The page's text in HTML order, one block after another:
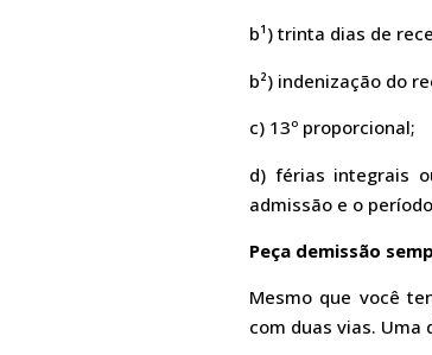
b¹) trinta dias de
b²) indenização do
c) 13º proporcional;
d) férias integrais
admissão e o
Peça demissão
Mesmo que você
com duas vias. Uma